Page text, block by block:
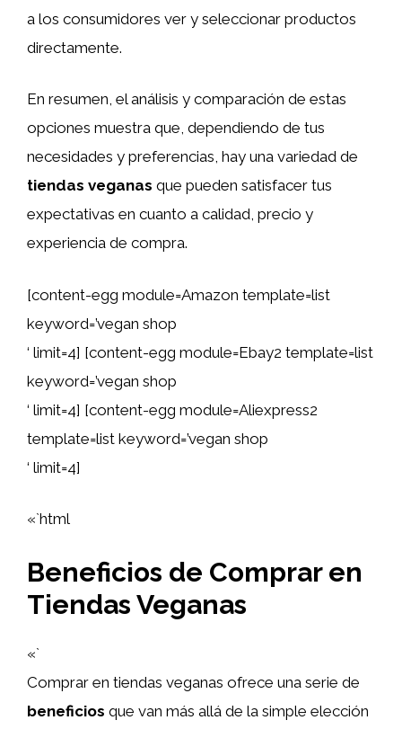
a los consumidores ver y seleccionar productos
directamente.
En resumen, el análisis y comparación de estas
opciones muestra que, dependiendo de tus
necesidades y preferencias, hay una variedad de
tiendas veganas que pueden satisfacer tus
expectativas en cuanto a calidad, precio y
experiencia de compra.
[content-egg module=Amazon template=list
keyword=’vegan shop
‘ limit=4] [content-egg module=Ebay2 template=list
keyword=’vegan shop
‘ limit=4] [content-egg module=Aliexpress2
template=list keyword=’vegan shop
‘ limit=4]
«`html
Beneficios de Comprar en
Tiendas Veganas
«`
Comprar en tiendas veganas ofrece una serie de
beneficios que van más allá de la simple elección